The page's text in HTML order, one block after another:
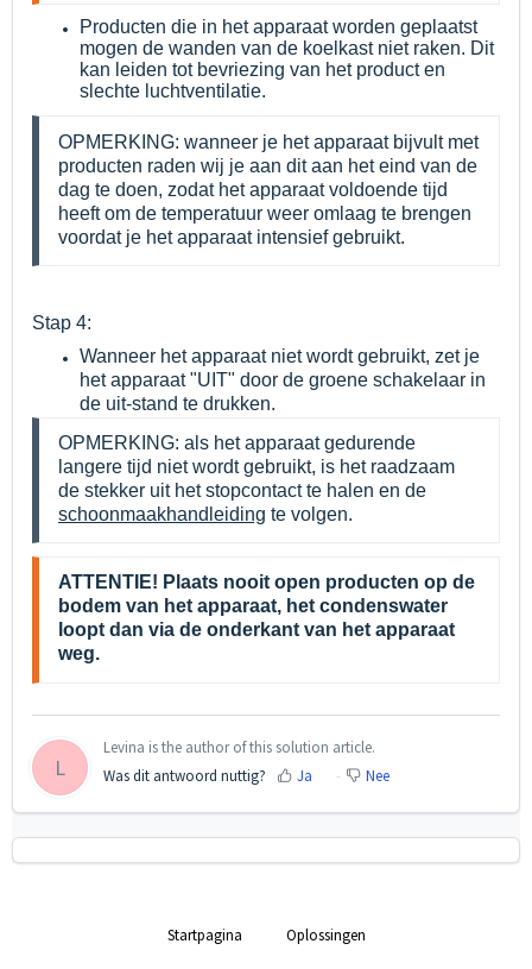
Producten die in het apparaat worden geplaatst
mogen de wanden van de koelkast niet raken. Dit
kan leiden tot bevriezing van het product en
slechte luchtventilatie.
OPMERKING: wanneer je het apparaat bijvult met
producten raden wij je aan dit aan het eind van de
dag te doen, zodat het apparaat voldoende tijd
heeft om de temperatuur weer omlaag te brengen
voordat je het apparaat intensief gebruikt.
Stap 4:
Wanneer het apparaat niet wordt gebruikt, zet je
het apparaat "UIT" door de groene schakelaar in
de uit-stand te drukken.
OPMERKING: als het apparaat gedurende
langere tijd niet wordt gebruikt, is het raadzaam
de stekker uit het stopcontact te halen en de
schoonmaakhandleiding te volgen.
ATTENTIE! Plaats nooit open producten op de
bodem van het apparaat, het condenswater
loopt dan via de onderkant van het apparaat
weg.
L
Levina is the author of this solution article.
Was dit antwoord nuttig?
Ja Nee
Startpagina Oplossingen